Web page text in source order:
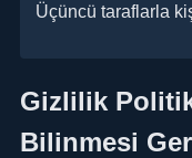
Üçüncü taraflarla
Gizlilik
Bilinmesi